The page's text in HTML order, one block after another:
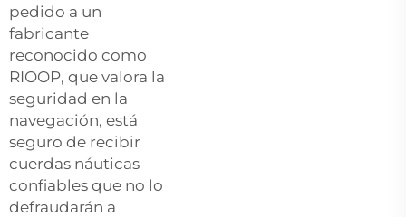
pedido a un
fabricante
reconocido como
RIOOP, que valora la
seguridad en la
navegación, está
seguro de recibir
cuerdas náuticas
confiables que no lo
defraudarán a